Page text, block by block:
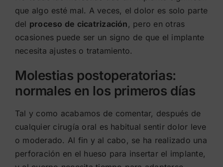
que algo esté mal. A veces, el dolor es solo parte
del proceso de cicatrización , pero en otras
ocasiones puede ser un signo de que el implante
necesita ajustes o tratamiento.
Molestias postoperatorias:
normales en los primeros días
Tal y como acabamos de comentar, después de
cualquier cirugía oral es habitual sentir dolor leve
o moderado. Al fin y al cabo, se ha realizado una
perforación en el hueso para insertar el implante,